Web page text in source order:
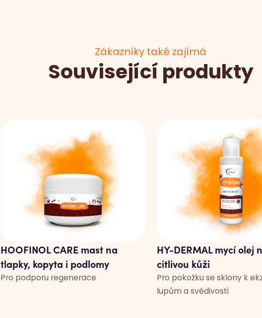
Zákazníky také zajímá
Související produkty
HOOFINOL CARE mast na
tlapky, kopyta i podlomy
Pro podporu regenerace
HY-DERMAL mycí olej
citlivou kůži
Pro pokožku se sklony k
lupům a svědivosti